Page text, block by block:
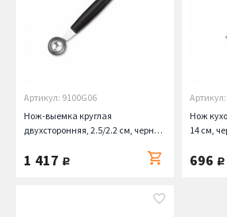
Артикул: 9100G06
Нож-выемка круглая
двухсторонняя, 2.5/2.2 см, черный
1 417 руб.
Нож
14 см,
696 руб.